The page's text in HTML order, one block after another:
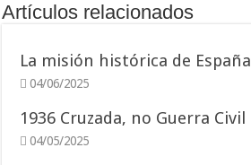
Artículos relacionados
La misión histórica de España
04/06/2025
1936 Cruzada, no Guerra Civil
04/05/2025